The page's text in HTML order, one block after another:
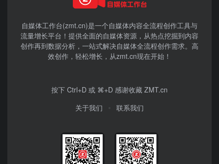
自媒体工作台(zmt.cn)是一个自媒体内容全流程创作工具与
流量增长平台！提供全面的自媒体资源，从热点挖掘到内容
创作再到数据分析，一站式解决自媒体全流程创作需求。高
效创作，轻松增长，从zmt.cn现在开始！
按下 Ctrl+D 或 ⌘+D 感谢收藏 ZMT.cn
关于我们
联系我们